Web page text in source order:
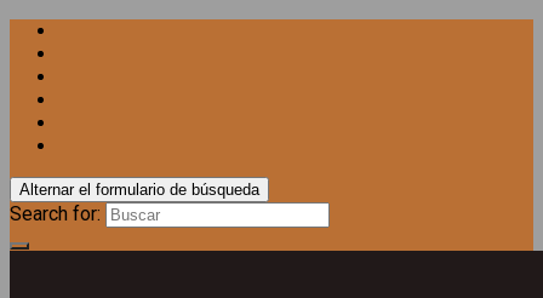
Alternar el formulario de búsqueda
Search for: